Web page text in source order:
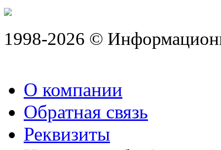
1998-2026 ©
О компании
Обратная связь
Реквизиты